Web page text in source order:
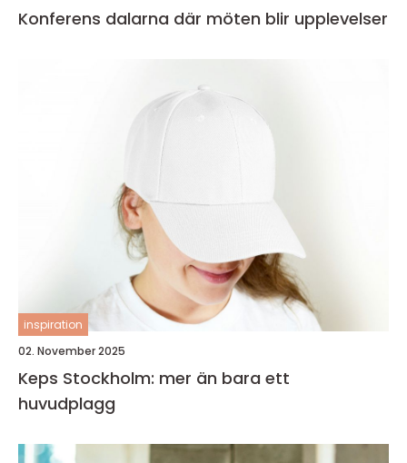
Konferens dalarna där möten blir upplevelser
inspiration
02. November 2025
Keps Stockholm: mer än bara ett
huvudplagg